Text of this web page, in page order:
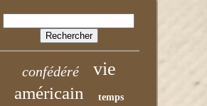
confédéré vie
américain temps